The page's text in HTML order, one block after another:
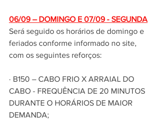
06/09 – DOMINGO E 07/09 - SEGUNDA
Será seguido os horários de domingo e
feriados conforme informado no site,
com os seguintes reforços:
· B150 – CABO FRIO X ARRAIAL DO
CABO - FREQUÊNCIA DE 20 MINUTOS
DURANTE O HORÁRIOS DE MAIOR
DEMANDA;